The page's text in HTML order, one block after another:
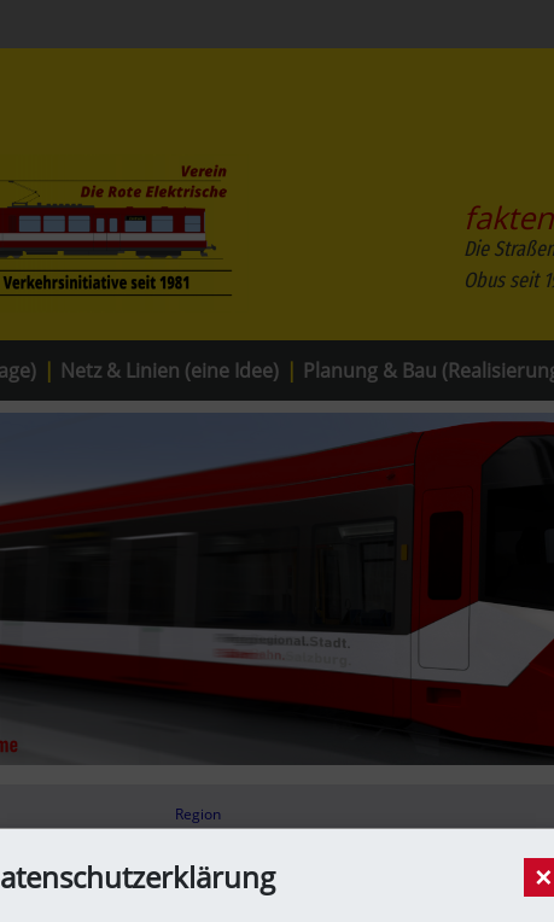
Die
Obus seit
Netz & Linien (eine Idee) Planung & Bau
Region
×